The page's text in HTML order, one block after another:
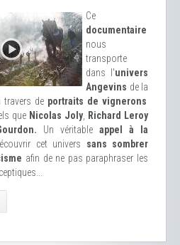
Ce
documentaire
nous
transporte
dans l'univers
Angevins de la
travers de portraits de vignerons
que Nicolas Joly, Richard Leroy
Un véritable appel à la
cet univers sans sombrer
afin de ne pas paraphraser les